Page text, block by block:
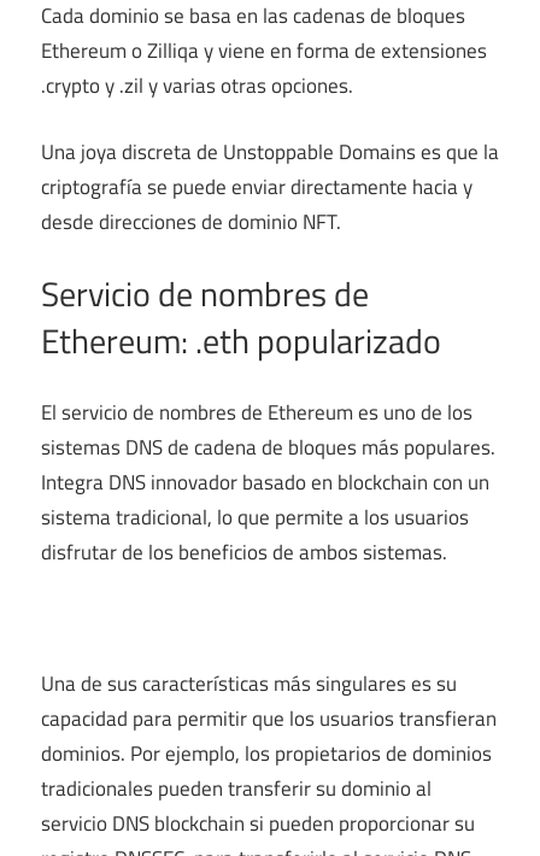
Cada dominio se basa en las cadenas de bloques
Ethereum o Zilliqa y viene en forma de extensiones
.crypto y .zil y varias otras opciones.
Una joya discreta de Unstoppable Domains es que la
criptografía se puede enviar directamente hacia y
desde direcciones de dominio NFT.
Servicio de nombres de
Ethereum: .eth popularizado
El servicio de nombres de Ethereum es uno de los
sistemas DNS de cadena de bloques más populares.
Integra DNS innovador basado en blockchain con un
sistema tradicional, lo que permite a los usuarios
disfrutar de los beneficios de ambos sistemas.
Una de sus características más singulares es su
capacidad para permitir que los usuarios transfieran
dominios. Por ejemplo, los propietarios de dominios
tradicionales pueden transferir su dominio al
servicio DNS blockchain si pueden proporcionar su